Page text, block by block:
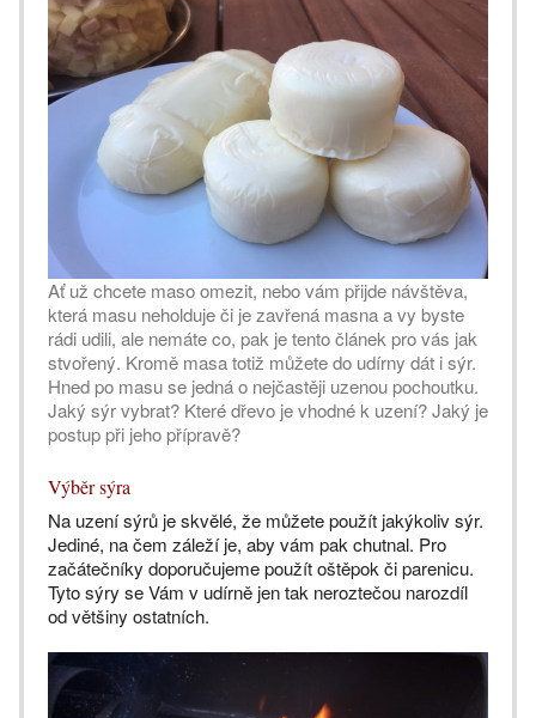
Ať už chcete maso omezit, nebo vám přijde návštěva,
která masu neholduje či je zavřená masna a vy byste
rádi udili, ale nemáte co, pak je tento článek pro vás jak
stvořený. Kromě masa totiž můžete do udírny dát i sýr.
Hned po masu se jedná o nejčastěji uzenou pochoutku.
Jaký sýr vybrat? Které dřevo je vhodné k uzení? Jaký je
postup při jeho přípravě?
Výběr sýra
Na uzení sýrů je skvělé, že můžete použít jakýkoliv sýr.
Jediné, na čem záleží je, aby vám pak chutnal. Pro
začátečníky doporučujeme použít oštěpok či parenicu.
Tyto sýry se Vám v udírně jen tak neroztečou narozdíl
od většiny ostatních.